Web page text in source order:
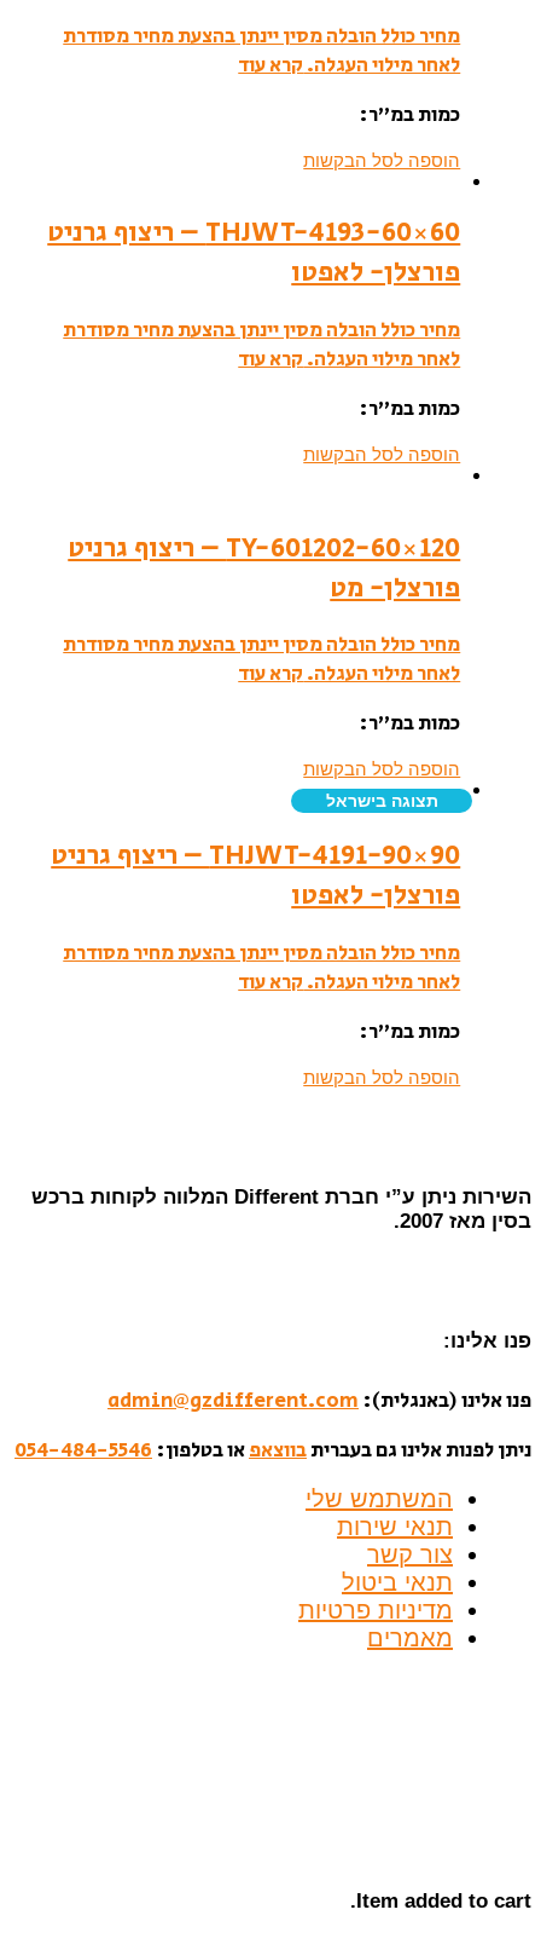
מחיר כולל הובלה מסין יינתן בהצעת מחיר מסודרת
לאחר מילוי העגלה. קרא עוד
כמות במ”ר:
הוספה לסל הבקשות
THJWT-4193-60×60 – ריצוף גרניט
פורצלן- לאפטו
מחיר כולל הובלה מסין יינתן בהצעת מחיר מסודרת
לאחר מילוי העגלה.קרא עוד
כמות במ”ר:
הוספה לסל הבקשות
TY-601202-60×120 – ריצוף גרניט
פורצלן- מט
מחיר כולל הובלה מסין יינתן בהצעת מחיר מסודרת
לאחר מילוי העגלה.קרא עוד
כמות במ”ר:
הוספה לסל הבקשות
תצוגה בישראל
THJWT-4191-90×90 – ריצוף גרניט
פורצלן- לאפטו
מחיר כולל הובלה מסין יינתן בהצעת מחיר מסודרת
לאחר מילוי העגלה. קרא עוד
כמות במ”ר:
הוספה לסל הבקשות
השירות ניתן ע”י חברת Different המלווה לקוחות ברכש
בסין מאז 2007.
פנו אלינו:
פנו אלינו (באנגלית): admin@gzdifferent.com
ניתן לפנות אלינו גם בעבריתבווצאפאו בטלפון: 054-484-5546
המשתמש שלי
תנאי שירות
צור קשר
תנאי ביטול
מדיניות פרטיות
מאמרים
Item added to cart.